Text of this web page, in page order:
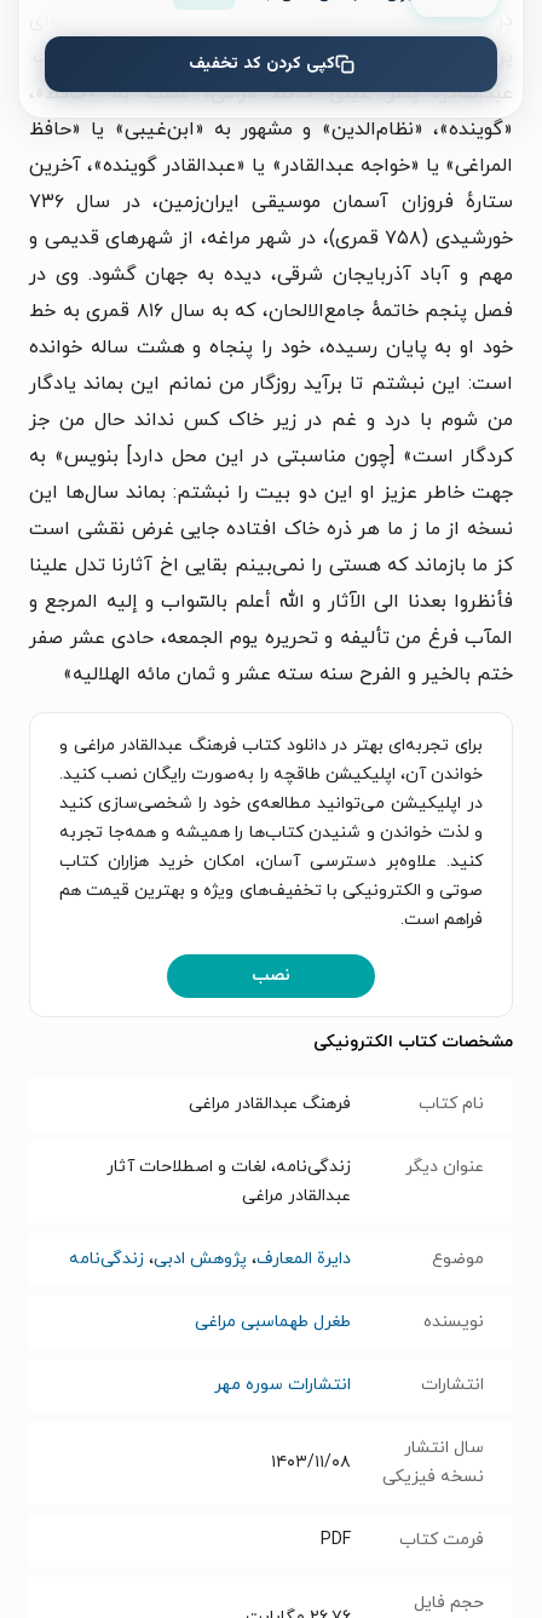
در اواخر زندگانی عبدالقادر حاکی از آن است که وی دوره‌ای
پرآشوب با فلاکت‌های جان‌گداز را پشت سر گذارده است.
عبدالقادر، پسر غیبی حافظ مراغی، ملقّب به «حافظ»،
«گوینده»، «نظام‌الدین» و مشهور به «ابن‌غیبی» یا «حافظ
المراغی» یا «خواجه عبدالقادر» یا «عبدالقادر گوینده»، آخرین
ستارهٔ فروزان آسمان موسیقی ایران‌زمین، در سال ۷۳۶
خورشیدی (۷۵۸ قمری)، در شهر مراغه، از شهرهای قدیمی و
مهم و آباد آذربایجان شرقی، دیده به جهان گشود. وی در
فصل پنجم خاتمهٔ جامع‌الالحان، که به سال ۸۱۶ قمری به خط
خود او به پایان رسیده، خود را پنجاه و هشت ساله خوانده
است: این نبشتم تا برآید روزگار من نمانم این بماند یادگار
من شوم با درد و غم در زیر خاک کس نداند حال من جز
کردگار است» [چون مناسبتی در این محل دارد] بنویس» به
جهت خاطر عزیز او این دو بیت را نبشتم: بماند سال‌ها این
نسخه از ما ز ما هر ذره خاک افتاده جایی غرض نقشی است
کز ما بازماند که هستی را نمی‌بینم بقایی اخ آثارنا تدل علینا
فأنظروا بعدنا الی الآثار و الله أعلم بالسّواب و إلیه المرجع و
المآب فرغ من تألیفه و تحریره یوم الجمعه، حادی عشر صفر
ختم بالخیر و الفرح سنه سته عشر و ثمان مائه الهلالیه»
برای تجربه‌ای بهتر در دانلود کتاب فرهنگ عبدالقادر مراغی و
خواندن آن، اپلیکیشن طاقچه را به‌صورت رایگان نصب کنید.
در اپلیکیشن می‌توانید مطالعه‌ی خود را شخصی‌سازی کنید
و لذت خواندن و شنیدن کتاب‌ها را همیشه و همه‌جا تجربه
کنید. علاوه‌بر دسترسی آسان، امکان خرید هزاران کتاب
صوتی و الکترونیکی با تخفیف‌های ویژه و بهترین قیمت هم
فراهم است.
نصب
مشخصات کتاب الکترونیکی
نام کتاب فرهنگ عبدالقادر مراغی
عنوان دیگر
زندگی‌نامه، لغات و اصطلاحات آثار
عبدالقادر مراغی
موضوع دایرة المعارف، پژوهش ادبی، زندگی‌نامه
نویسنده طغرل طهماسبی مراغی
انتشارات انتشارات سوره مهر
سال انتشار
نسخه فیزیکی
۱۴۰۳/۱۱/۰۸
فرمت کتاب PDF
حجم فایل
کپی کردن کد تخفیف